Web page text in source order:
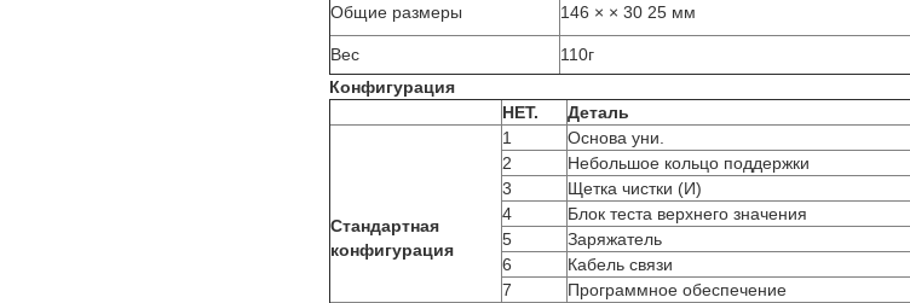
Общие размеры 146 × × 30 25 мм
Вес
110г
Конфигурация
НЕТ.
Деталь
Стандартная
конфигурация
1 Основа уни.
2
Небольшое кольцо поддержки
3
Щетка чистки (И)
4
Блок теста верхнего значения
5
Заряжатель
6
Кабель связи
7
Программное обеспечение